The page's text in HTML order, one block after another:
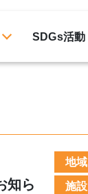
SDGs活動
知ら
地域
施設